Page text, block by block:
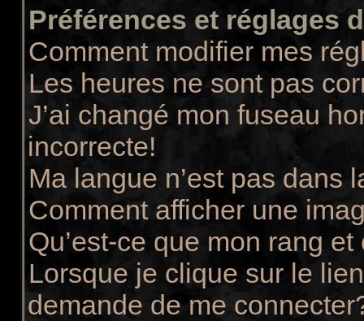
Préférences et réglages
Comment modifier mes
Les heures ne sont pas
J’ai changé mon fuseau
incorrecte!
Ma langue n’est pas dans
Comment afficher une
Qu’est-ce que mon rang
Lorsque je clique sur le
demande de me